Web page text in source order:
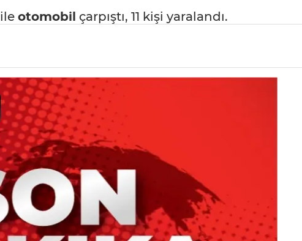
ile otomobil çarpıştı, 11 kişi yaralandı.